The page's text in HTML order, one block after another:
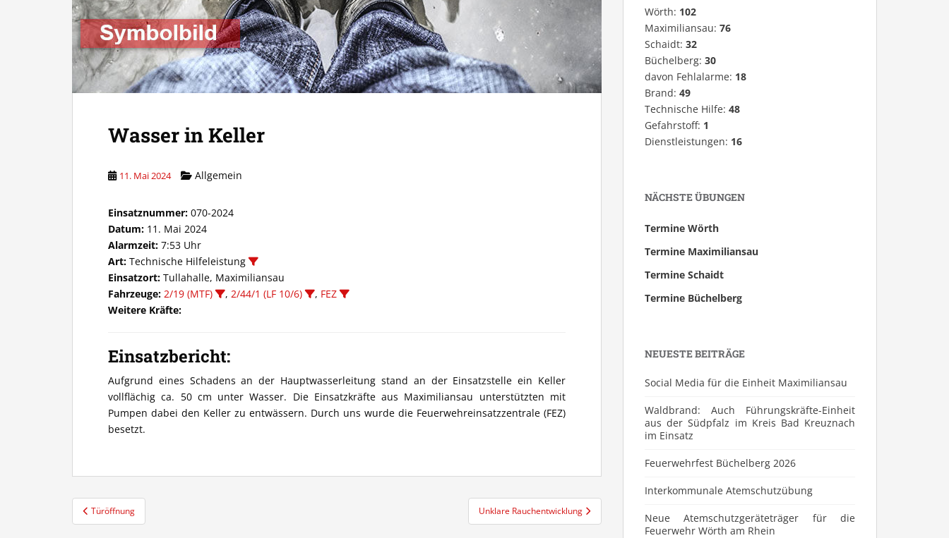
Wasser in Keller
11. Mai 2024 Allgemein
Einsatznummer: 070-2024
Datum: 11. Mai 2024
Alarmzeit: 7:53 Uhr
Art: Technische Hilfeleistung
Einsatzort: Tullahalle, Maximiliansau
Fahrzeuge: 2/19 (MTF) , 2/44/1 (LF 10/6) , FEZ
Weitere Kräfte:
Einsatzbericht:
Aufgrund eines Schadens an der Hauptwasserleitung stand an der Einsatzstelle ein Keller
vollflächig ca. 50 cm unter Wasser. Die Einsatzkräfte aus Maximiliansau unterstützten mit
Pumpen dabei den Keller zu entwässern. Durch uns wurde die Feuerwehreinsatzzentrale (FEZ)
besetzt.
Beitragsnavigation
Türöffnung Unklare Rauchentwicklung
Wörth: 102
Maximiliansau: 76
Schaidt: 32
Büchelberg: 30
davon Fehlalarme: 18
Brand: 49
Technische Hilfe: 48
Gefahrstoff: 1
Dienstleistungen: 16
NÄCHSTE ÜBUNGEN
Termine Wörth
Termine Maximiliansau
Termine Schaidt
Termine Büchelberg
NEUESTE BEITRÄGE
Social Media für die Einheit Maximiliansau
Waldbrand: Auch Führungskräfte-Einheit
aus der Südpfalz im Kreis Bad Kreuznach
im Einsatz
Feuerwehrfest Büchelberg 2026
⁠Interkommunale Atemschutzübung
Neue Atemschutzgeräteträger für die
Feuerwehr Wörth am Rhein